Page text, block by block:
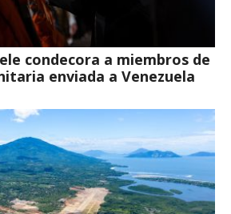
condecora a miembros de
enviada a Venezuela